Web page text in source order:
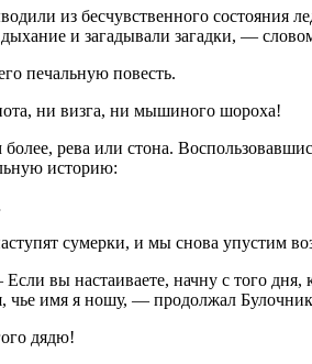
из бесчувственного состояния
и загадывали загадки, —
печальную повесть.
ни визга, ни мышиного шороха!
рева или стона.
историю:
сумерки, и мы снова упустим
вы настаиваете, начну с того дня,
чье имя я ношу, — продолжал
дядю!